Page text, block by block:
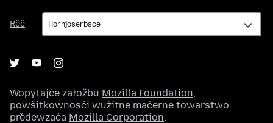
Rěč
Rěč
Wopytajće załožbu Mozilla Foundation,
powšitkownosći wužitne maćerne towarstwo
předewzaća Mozilla Corporation.